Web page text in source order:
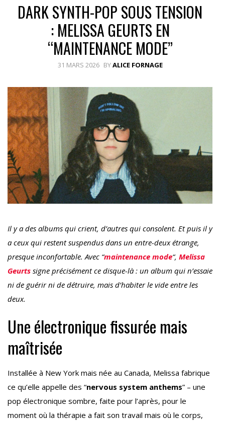
DARK SYNTH-POP SOUS TENSION
: MELISSA GEURTS EN
“MAINTENANCE MODE”
31 MARS 2026 BYALICE FORNAGE
Il y a des albums qui crient, d’autres qui consolent. Et puis il y
a ceux qui restent suspendus dans un entre-deux étrange,
presque inconfortable. Avec “maintenance mode“, Melissa
Geurts signe précisément ce disque-là : un album qui n’essaie
ni de guérir ni de détruire, mais d’habiter le vide entre les
deux.
Une électronique fissurée mais
maîtrisée
Installée à New York mais née au Canada, Melissa fabrique
ce qu’elle appelle des “nervous system anthems” – une
pop électronique sombre, faite pour l’après, pour le
moment où la thérapie a fait son travail mais où le corps,